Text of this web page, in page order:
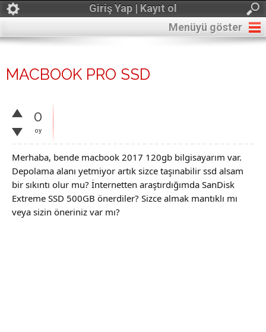
Giriş Yap | Kayıt ol
Menüyü göster
MACBOOK PRO SSD
0
oy
Merhaba, bende macbook 2017 120gb bilgisayarım var.
Depolama alanı yetmiyor artık sizce taşınabilir ssd alsam
bir sıkıntı olur mu? İnternetten araştırdığımda SanDisk
Extreme SSD 500GB önerdiler? Sizce almak mantıklı mı
veya sizin öneriniz var mı?